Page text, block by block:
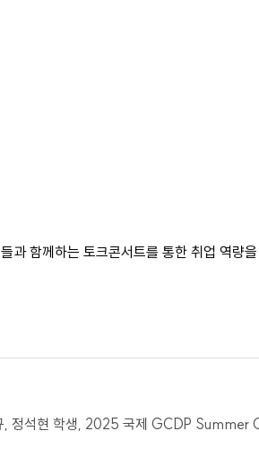
함께하는 토크콘서트를 통한 취업 역량
, 정석현 학생, 2025 국제 GCDP Summer